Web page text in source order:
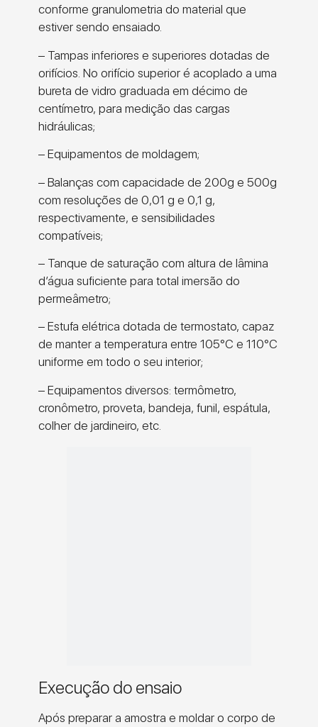
conforme granulometria do material que
estiver sendo ensaiado.
– Tampas inferiores e superiores dotadas de
orifícios. No orifício superior é acoplado a uma
bureta de vidro graduada em décimo de
centímetro, para medição das cargas
hidráulicas;
– Equipamentos de moldagem;
– Balanças com capacidade de 200g e 500g
com resoluções de 0,01 g e 0,1 g,
respectivamente, e sensibilidades
compatíveis;
– Tanque de saturação com altura de lâmina
d’água suficiente para total imersão do
permeâmetro;
– Estufa elétrica dotada de termostato, capaz
de manter a temperatura entre 105°C e 110°C
uniforme em todo o seu interior;
– Equipamentos diversos: termômetro,
cronômetro, proveta, bandeja, funil, espátula,
colher de jardineiro, etc.
Execução do ensaio
Após preparar a amostra e moldar o corpo de